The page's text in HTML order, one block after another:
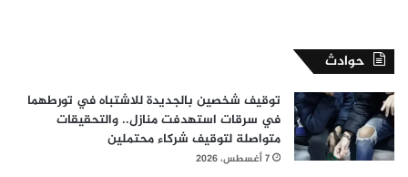
حوادث
توقيف شخصين بالجديدة للاشتباه في تورطهما
في سرقات استهدفت منازل.. والتحقيقات
متواصلة لتوقيف شركاء محتملين
7 أغسطس، 2026